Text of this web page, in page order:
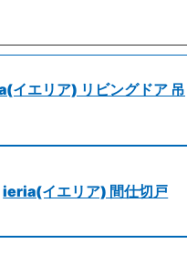
イエリア) リビングドア 吊
ieria(イエリア) 間仕切戸